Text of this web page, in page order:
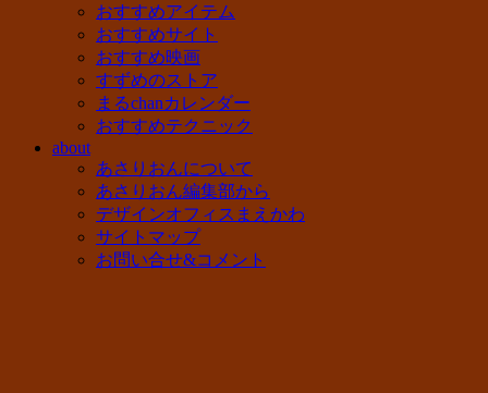
おすすめアイテム
おすすめサイト
おすすめ映画
すずめのストア
まるchanカレンダー
おすすめテクニック
about
あさりおんについて
あさりおん編集部から
デザインオフィスまえかわ
サイトマップ
お問い合せ&コメント